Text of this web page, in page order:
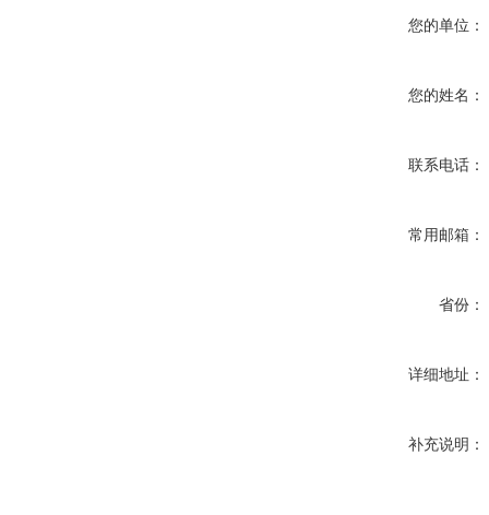
您的单位：
您的姓名：
联系电话：
常用邮箱：
省份：
详细地址：
补充说明：